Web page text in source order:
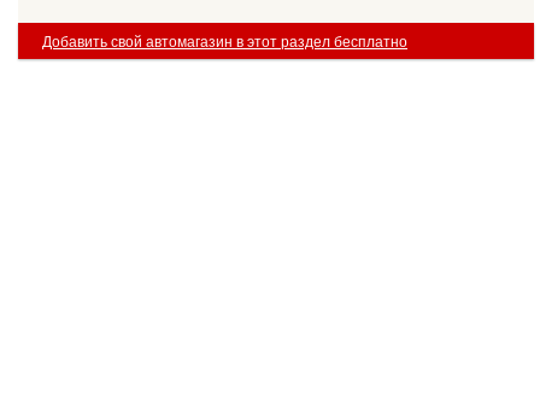
Добавить свой автомагазин в этот раздел бесплатно